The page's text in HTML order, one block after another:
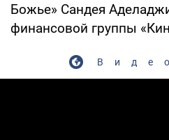
Божье» Сандея
финансовой группы